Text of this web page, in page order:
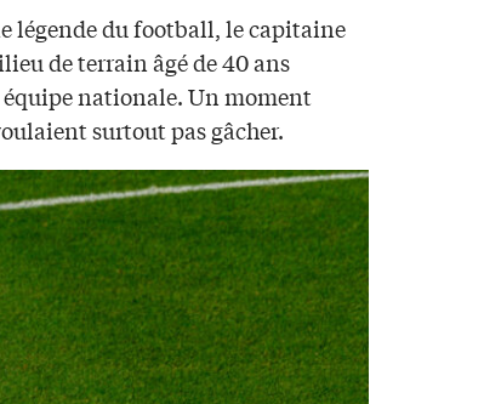
légende du football, le capitaine
de terrain âgé de 40 ans
nationale. Un moment
surtout pas gâcher.